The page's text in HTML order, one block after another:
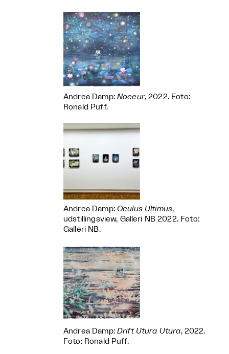
Andrea Damp: Noceur, 2022. Foto:
Ronald Puff.
Andrea Damp: Oculus Ultimus,
udstillingsview, Galleri NB 2022. Foto:
Galleri NB.
Andrea Damp: Drift Utura Utura, 2022.
Foto: Ronald Puff.